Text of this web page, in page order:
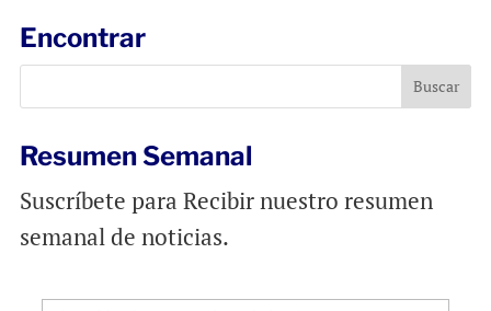
Encontrar
Resumen Semanal
Suscríbete para Recibir nuestro resumen
semanal de noticias.